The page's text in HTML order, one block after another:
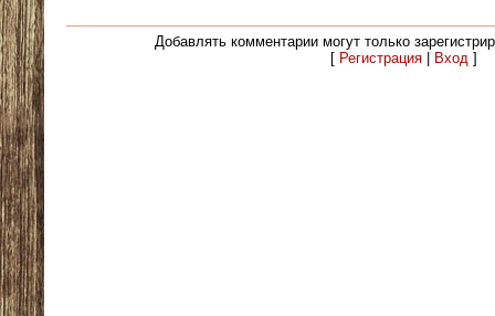
Добавлять комментарии могут только
[ Регистрация| Вход]